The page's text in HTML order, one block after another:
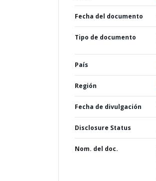
Fecha del documento
Tipo de documento
País
Región
Fecha de divulgación
Disclosure Status
Nom. del doc.